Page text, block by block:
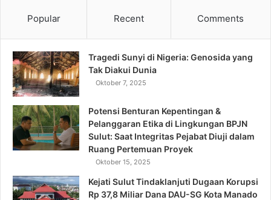
Popular Recent Comments
Tragedi Sunyi di Nigeria: Genosida yang
Tak Diakui Dunia
Oktober 7, 2025
Potensi Benturan Kepentingan &
Pelanggaran Etika di Lingkungan BPJN
Sulut: Saat Integritas Pejabat Diuji dalam
Ruang Pertemuan Proyek
Oktober 15, 2025
Kejati Sulut Tindaklanjuti Dugaan Korupsi
Rp 37,8 Miliar Dana DAU-SG Kota Manado